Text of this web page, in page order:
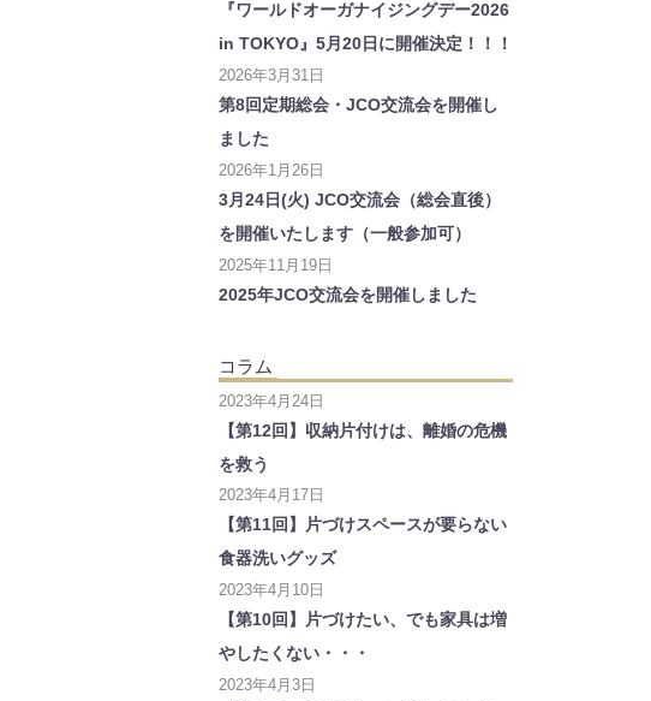
『ワールドオーガナイジングデー2026
in TOKYO』5月20日に開催決定！！！
2026年3月31日
第8回定期総会・JCO交流会を開催し
ました
2026年1月26日
3月24日(火) JCO交流会（総会直後）
を開催いたします（一般参加可）
2025年11月19日
2025年JCO交流会を開催しました
コラム
2023年4月24日
【第12回】収納片付けは、離婚の危機
を救う
2023年4月17日
【第11回】片づけスペースが要らない
食器洗いグッズ
2023年4月10日
【第10回】片づけたい、でも家具は増
やしたくない・・・
2023年4月3日